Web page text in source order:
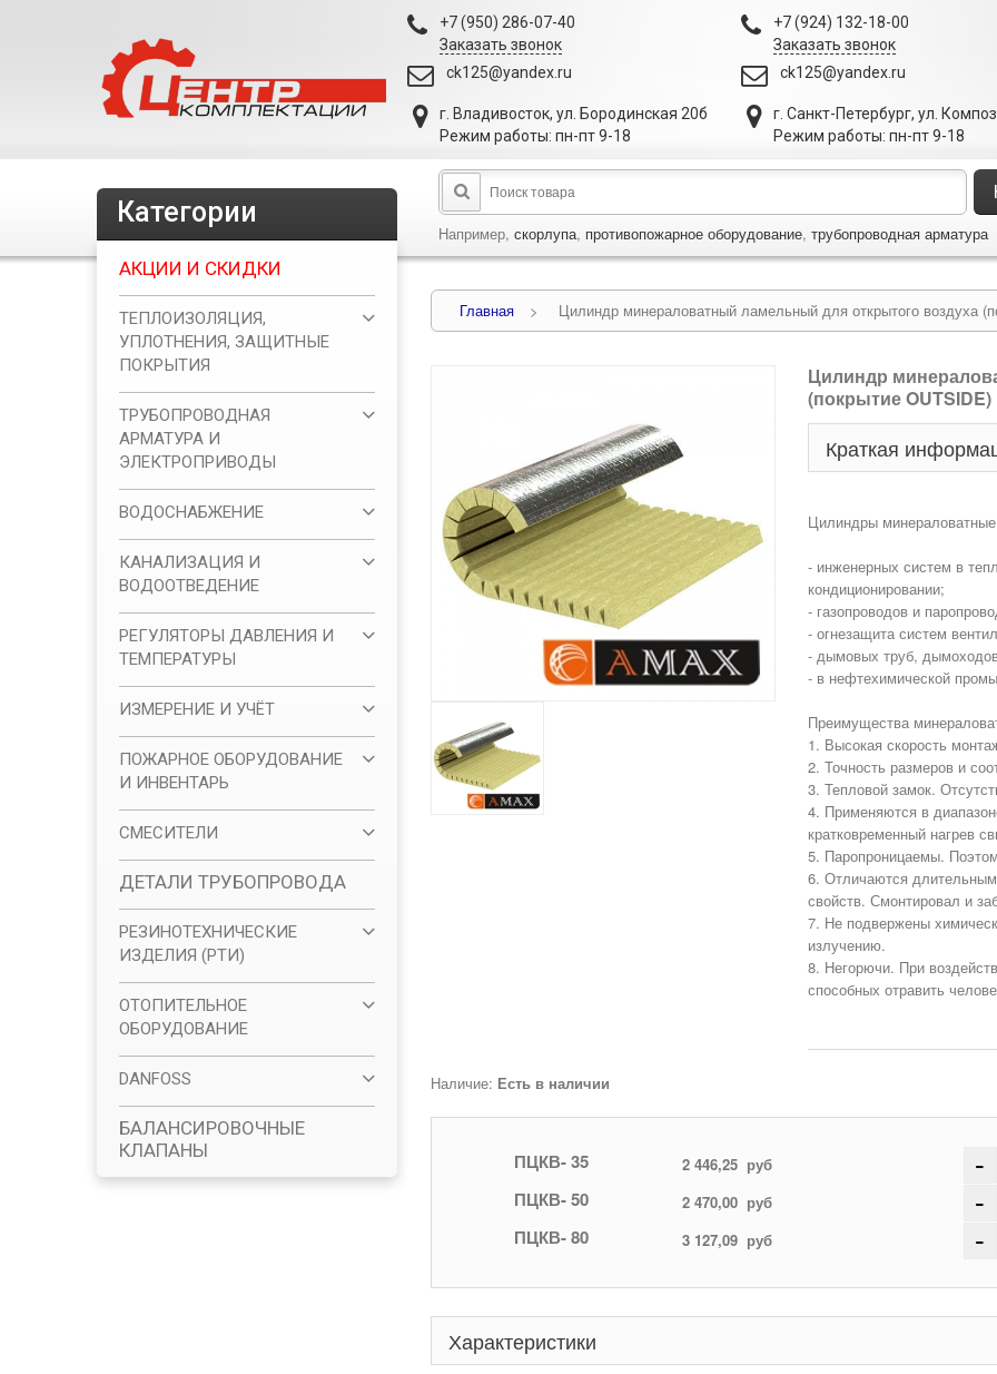
+7 (950) 286-07-40
Заказать звонок
ck125@yandex.ru
г. Владивосток, ул. Бородинская 20б
Режим работы: пн-пт 9-18
+7 (924) 132-18-00
Заказать звонок
ck125@yandex.ru
г. Санкт-Петербург, ул.
Режим работы: пн-пт 9-18
Например, скорлупа, противопожарное оборудование, трубопроводная арматура
Главная > Цилиндр минераловатный ламельный для открытого воздуха
Цилиндр
(покрытие
Краткая
Цилиндры
- инженерных систем в
кондиционировании;
- газопроводов и
- огнезащита систем
- дымовых труб,
- в нефтехимической
Преимущества
1. Высокая скорость
2. Точность размеров и
3. Тепловой замок.
4. Применяются в
кратковременный нагрев
5. Паропроницаемы.
6. Отличаются
свойств. Смонтировал и
7. Не подвержены
излучению.
8. Негорючи. При
Наличие: Есть в наличии
ПЦКВ- 35 2 446,25руб -
ПЦКВ- 50 2 470,00руб -
ПЦКВ- 80 3 127,09руб -
Характеристики
Категории
АКЦИИ И СКИДКИ
ТЕПЛОИЗОЛЯЦИЯ,
УПЛОТНЕНИЯ, ЗАЩИТНЫЕ
ПОКРЫТИЯ
ТРУБОПРОВОДНАЯ
АРМАТУРА И
ЭЛЕКТРОПРИВОДЫ
ВОДОСНАБЖЕНИЕ
КАНАЛИЗАЦИЯ И
ВОДООТВЕДЕНИЕ
РЕГУЛЯТОРЫ ДАВЛЕНИЯ И
ТЕМПЕРАТУРЫ
ИЗМЕРЕНИЕ И УЧЁТ
ПОЖАРНОЕ ОБОРУДОВАНИЕ
И ИНВЕНТАРЬ
СМЕСИТЕЛИ
ДЕТАЛИ ТРУБОПРОВОДА
РЕЗИНОТЕХНИЧЕСКИЕ
ИЗДЕЛИЯ (РТИ)
ОТОПИТЕЛЬНОЕ
ОБОРУДОВАНИЕ
DANFOSS
БАЛАНСИРОВОЧНЫЕ
КЛАПАНЫ